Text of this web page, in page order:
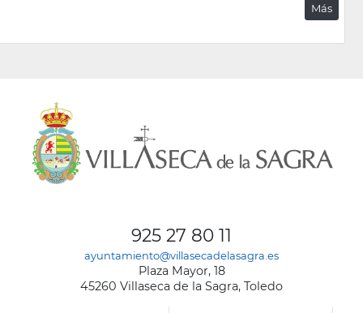
Más
925 27 80 11
ayuntamiento@villasecadelasagra.es
Plaza Mayor, 18
45260 Villaseca de la Sagra, Toledo